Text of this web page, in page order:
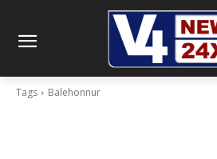
Tags Balehonnur